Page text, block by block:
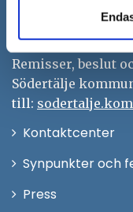
Org.nr.
Remisser, beslut
Södertälje
till:
Kontaktcenter
Synpunkter och
Press